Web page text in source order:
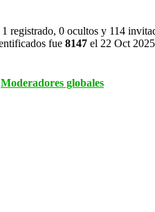
registrado, 0 ocultos y 114
fue 8147 el 22 Oct
Moderadores globales